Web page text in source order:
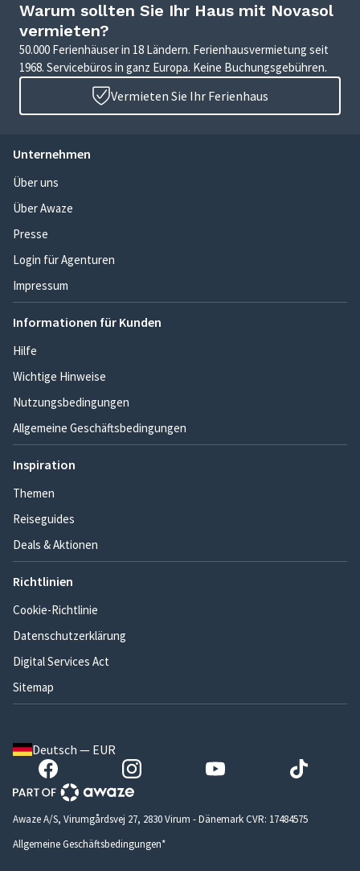
Warum sollten Sie Ihr Haus mit Novasol
vermieten?
50.000 Ferienhäuser in 18 Ländern. Ferienhausvermietung seit
1968. Servicebüros in ganz Europa. Keine Buchungsgebühren.
Vermieten Sie Ihr Ferienhaus
Unternehmen
Über uns
Über Awaze
Presse
Login für Agenturen
Impressum
Informationen für Kunden
Hilfe
Wichtige Hinweise
Nutzungsbedingungen
Allgemeine Geschäftsbedingungen
Inspiration
Themen
Reiseguides
Deals & Aktionen
Richtlinien
Cookie-Richtlinie
Datenschutzerklärung
Digital Services Act
Sitemap
Deutsch — EUR
Awaze A/S, Virumgårdsvej 27, 2830 Virum - Dänemark CVR: 17484575
Allgemeine Geschäftsbedingungen*